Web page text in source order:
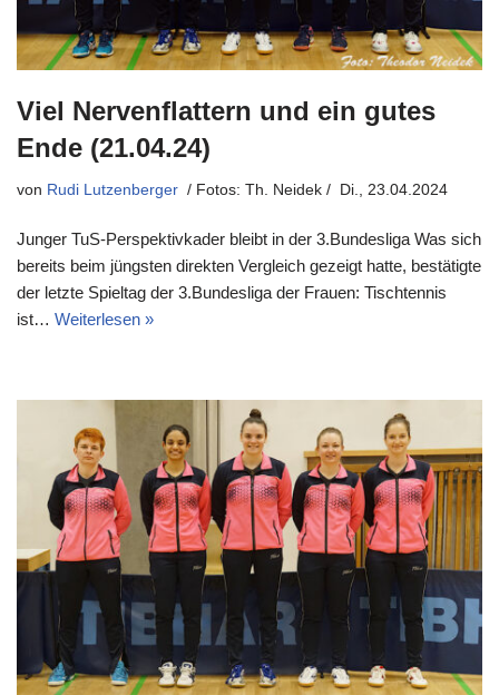
Viel Nervenflattern und ein gutes
Ende (21.04.24)
von Rudi Lutzenberger Di., 23.04.2024
Junger TuS-Perspektivkader bleibt in der 3.Bundesliga Was sich
bereits beim jüngsten direkten Vergleich gezeigt hatte, bestätigte
der letzte Spieltag der 3.Bundesliga der Frauen: Tischtennis
ist… Weiterlesen »